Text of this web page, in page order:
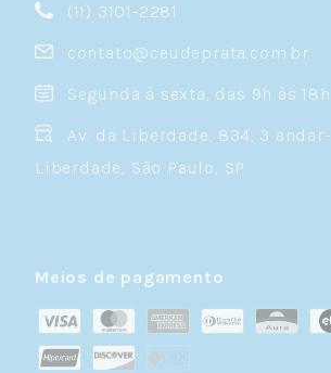
(11) 3101-2281
contato@ceudeprata.com.br
Segunda à sexta, das 9h às 18h
Av. da Liberdade, 834, 3 andar-
Liberdade, São Paulo, SP
Meios de pagamento